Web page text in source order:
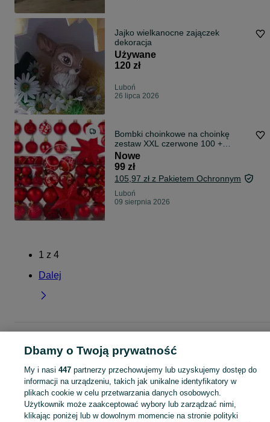
Jajko wielkanocne zajączek
dekoracja
Używane
120 zł
Luboń
26 lipca 2026
Bombki choinkowe na choinkę
zestaw XXL czerwone 100 +
gwiazda NOWE
Nowe
99 zł
105,97 zł z Pakietem Ochronnym
Luboń
09 sierpnia 2026
1 z 4
Dalej
Ozdoby okolicznościowe - Wielkopolskie
Ozdoby okolicznościowe - Luboń
KATEGORIA
Zobacz
Dbamy o Twoją prywatność
My i nasi 447partnerzy przechowujemy lub uzyskujemy dostęp do
informacji na urządzeniu, takich jak unikalne identyfikatory w
plikach cookie w celu przetwarzania danych osobowych.
Użytkownik może zaakceptować wybory lub zarządzać nimi,
klikając poniżej lub w dowolnym momencie na stronie polityki